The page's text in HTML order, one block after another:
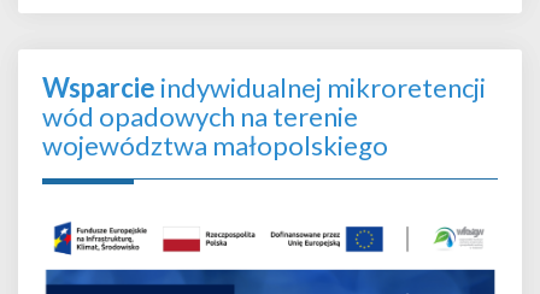
Wsparcie indywidualnej mikroretencji
wód opadowych na terenie
województwa małopolskiego